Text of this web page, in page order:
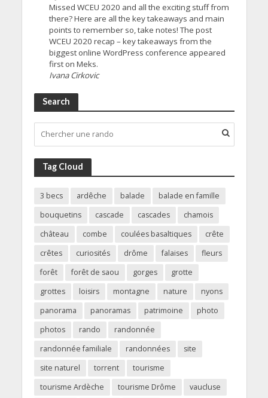
Missed WCEU 2020 and all the exciting stuff from
there? Here are all the key takeaways and main
points to remember so, take notes! The post
WCEU 2020 recap – key takeaways from the
biggest online WordPress conference appeared
first on Meks.
Ivana Cirkovic
Search
Tag Cloud
3 becs ardêche balade
balade en famille
bouquetins
cascade cascades
chamois
château
combe coulées basaltiques
crête
crêtes
curiosités drôme falaises
fleurs
forêt
forêt de saou gorges
grotte
grottes
loisirs montagne nature
nyons
panorama
panoramas patrimoine
photo
photos
rando
randonnée
randonnée familiale
randonnées
site
site naturel
torrent
tourisme
tourisme Ardèche
tourisme Drôme
vaucluse